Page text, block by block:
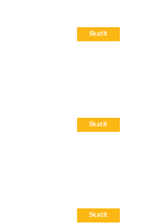
Skatīt
Skatīt
Skatīt